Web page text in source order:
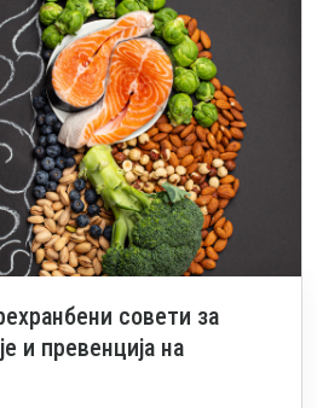
совети за
и превенција на